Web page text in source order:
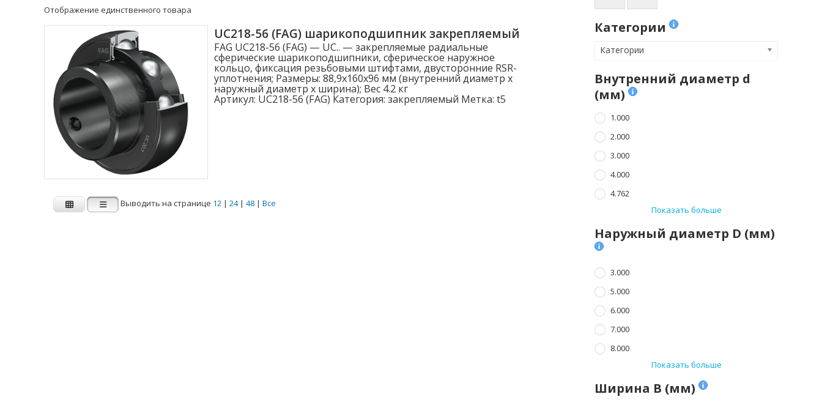
FAG INA
Категории
Внутренний диаметр d (мм)
1.000
2.000
4.762
Наружный диаметр D (мм)
Отображение единственного товара
UC218-56 (FAG) шарикоподшипник закрепляемый
FAG UC218-56 (FAG) — UC.. — закрепляемые радиальные
сферические шарикоподшипники, сферическое наружное
кольцо, фиксация резьбовыми штифтами, двусторонние RSR-
уплотнения; Размеры: 88,9x160x96 мм (внутренний диаметр x
наружный диаметр x ширина); Вес 4.2 кг
Артикул: UC218-56 (FAG) Категория: закрепляемый Метка: t5
Выводить на странице 12 | 24| 48 | Все
Категории
Категории
Внутренний диаметр d
(мм)
1.000
2.000
3.000
4.000
4.762
Показать больше
Наружный диаметр D (мм)
3.000
5.000
6.000
7.000
8.000
Показать больше
Ширина B (мм)